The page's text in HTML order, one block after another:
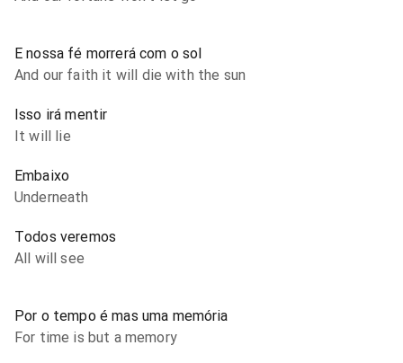
E nossa fé morrerá com o sol
And our faith it will die with the sun
Isso irá mentir
It will lie
Embaixo
Underneath
Todos veremos
All will see
Por o tempo é mas uma memória
For time is but a memory